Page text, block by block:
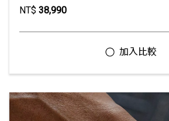
NT$ 38,990